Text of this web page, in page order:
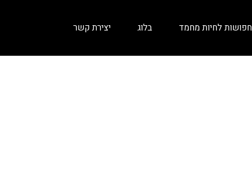
לחיות מחמד בלוג יצירת קשר